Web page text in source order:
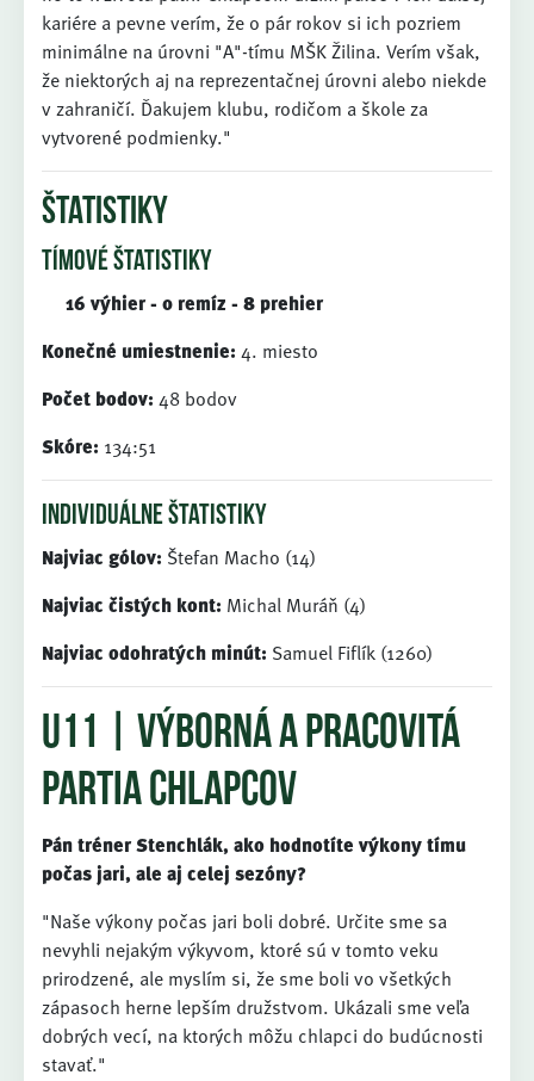
kariére a pevne verím, že o pár rokov si ich pozriem
minimálne na úrovni "A"-tímu MŠK Žilina. Verím však,
že niektorých aj na reprezentačnej úrovni alebo niekde
v zahraničí. Ďakujem klubu, rodičom a škole za
vytvorené podmienky."
štatistiky
tímové štatistiky
16 výhier - 0 remíz - 8 prehier
Konečné umiestnenie: 4. miesto
Počet bodov: 48 bodov
Skóre: 134:51
individuálne štatistiky
Najviac gólov: Štefan Macho (14)
Najviac čistých kont: Michal Muráň (4)
Najviac odohratých minút: Samuel Fiflík (1260)
U11 | výborná a pracovitá
partia chlapcov
Pán tréner Stenchlák, ako hodnotíte výkony tímu
počas jari, ale aj celej sezóny?
"Naše výkony počas jari boli dobré. Určite sme sa
nevyhli nejakým výkyvom, ktoré sú v tomto veku
prirodzené, ale myslím si, že sme boli vo všetkých
zápasoch herne lepším družstvom. Ukázali sme veľa
dobrých vecí, na ktorých môžu chlapci do budúcnosti
stavať."